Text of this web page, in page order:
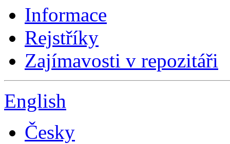
Informace
Rejstříky
Zajímavosti v repozitáři
English
Česky